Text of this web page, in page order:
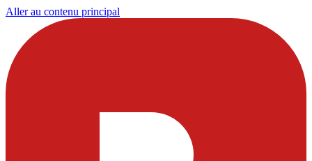
Aller au contenu principal